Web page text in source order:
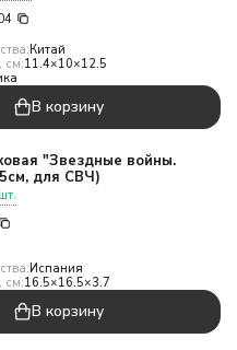
Китай
см:11.4×10×12.5
В корзину
"Звездные войны.
для СВЧ)
Испания
см:16.5×16.5×3.7
В корзину